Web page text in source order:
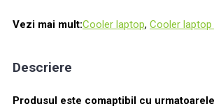
Vezi mai mult:Cooler laptop, Cooler
Descriere
Produsul este comaptibil cu